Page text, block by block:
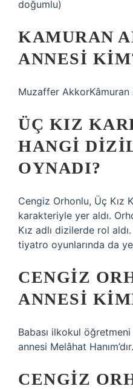
doğumlu)
KAMURAN
ANNESI
Muzaffer
ÜÇ KIZ
HANGI
OYNADI?
Cengiz Orhonlu, Üç Kız
karakteriyle yer aldı.
Kız adlı dizilerde rol
tiyatro oyunlarında da
CENGIZ
ANNESI
Babası ilkokul
annesi Melâhat Hanım’dır.
CENGIZ